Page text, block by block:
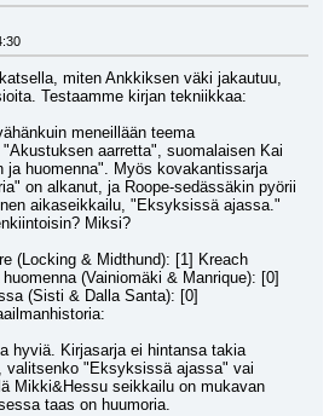
miten Ankkiksen väki jakautuu,
Testaamme kirjan tekniikkaa:
meneillään teema
aarretta", suomalaisen Kai
ja huomenna". Myös kovakantissarja
on alkanut, ja Roope-sedässäkin pyörii
aikaseikkailu, "Eksyksissä ajassa."
Miksi?
(Locking & Midthund): [1] Kreach
(Vainiomäki & Manrique): [0]
(Sisti & Dalla Santa): [0]
hyviä. Kirjasarja ei hintansa takia
valitsenko "Eksyksissä ajassa" vai
Mikki&Hessu seikkailu on mukavan
taas on huumoria.